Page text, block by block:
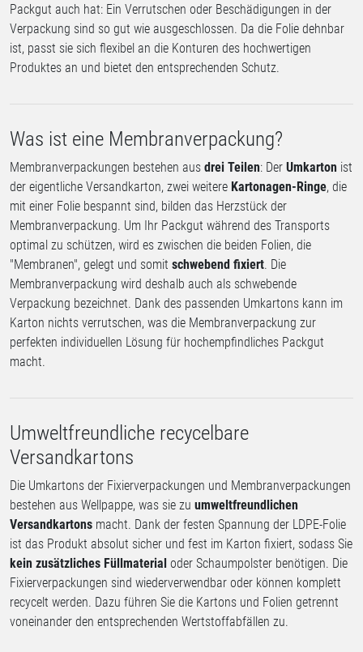
Packgut auch hat: Ein Verrutschen oder Beschädigungen in der
Verpackung sind so gut wie ausgeschlossen. Da die Folie dehnbar
ist, passt sie sich flexibel an die Konturen des hochwertigen
Produktes an und bietet den entsprechenden Schutz.
Was ist eine Membranverpackung?
Membranverpackungen bestehen aus drei Teilen: Der Umkarton ist
der eigentliche Versandkarton, zwei weitere Kartonagen-Ringe, die
mit einer Folie bespannt sind, bilden das Herzstück der
Membranverpackung. Um Ihr Packgut während des Transports
optimal zu schützen, wird es zwischen die beiden Folien, die
"Membranen", gelegt und somit schwebend fixiert. Die
Membranverpackung wird deshalb auch als schwebende
Verpackung bezeichnet. Dank des passenden Umkartons kann im
Karton nichts verrutschen, was die Membranverpackung zur
perfekten individuellen Lösung für hochempfindliches Packgut
macht.
Umweltfreundliche recycelbare
Versandkartons
Die Umkartons der Fixierverpackungen und Membranverpackungen
bestehen aus Wellpappe, was sie zu umweltfreundlichen
Versandkartons macht. Dank der festen Spannung der LDPE-Folie
ist das Produkt absolut sicher und fest im Karton fixiert, sodass Sie
kein zusätzliches Füllmaterial oder Schaumpolster benötigen. Die
Fixierverpackungen sind wiederverwendbar oder können komplett
recycelt werden. Dazu führen Sie die Kartons und Folien getrennt
voneinander den entsprechenden Wertstoffabfällen zu.